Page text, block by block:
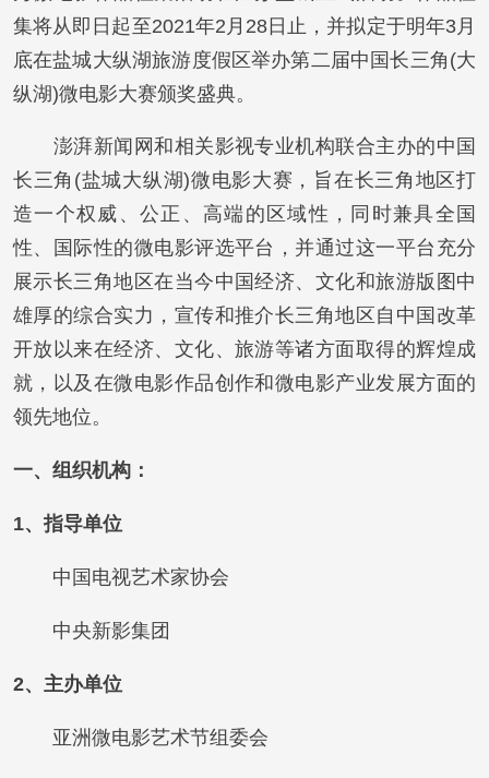
集将从即日起至2021年2月28日止，并拟定于明年3月
底在盐城大纵湖旅游度假区举办第二届中国长三角(大
纵湖)微电影大赛颁奖盛典。
澎湃新闻网和相关影视专业机构联合主办的中国
长三角(盐城大纵湖)微电影大赛，旨在长三角地区打
造一个权威、公正、高端的区域性，同时兼具全国
性、国际性的微电影评选平台，并通过这一平台充分
展示长三角地区在当今中国经济、文化和旅游版图中
雄厚的综合实力，宣传和推介长三角地区自中国改革
开放以来在经济、文化、旅游等诸方面取得的辉煌成
就，以及在微电影作品创作和微电影产业发展方面的
领先地位。
一、组织机构：
1、指导单位
中国电视艺术家协会
中央新影集团
2、主办单位
亚洲微电影艺术节组委会